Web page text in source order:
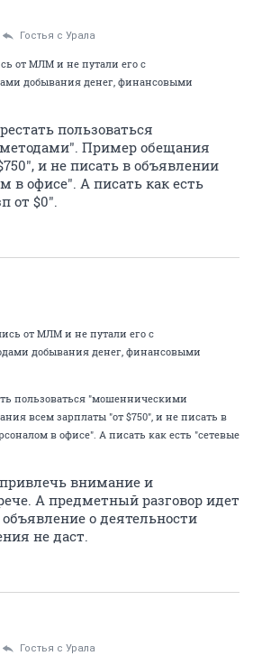
Гостья с Урала
от МЛМ и не путали его с
добывания денег, финансовыми
пользоваться
Пример обещания
и не писать в объявлении
в офисе". А писать как есть
от $0".
от МЛМ и не путали его с
добывания денег, финансовыми
пользоваться "мошенническими
всем зарплаты "от $750", и не писать в
в офисе". А писать как есть "сетевые
внимание и
А предметный разговор идет
о деятельности
не даст.
Гостья с Урала